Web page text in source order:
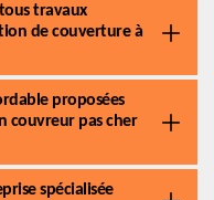
travaux
de couverture à
proposées
couvreur pas cher
spécialisée